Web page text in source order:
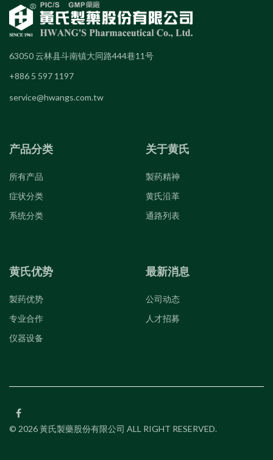
63050 云林县斗南镇大同路444巷11号
+886 5 597 1197
service@hwangs.com.tw
产品分类
所有产品
症状分类
系统分类
关于黄氏
製药精神
黄氏沿革
通路列表
黄氏优势
製药优势
专业合作
仪器设备
最新消息
公司动态
人才招募
© 2026 黃氏製藥股份有限公司 ALL RIGHT RESERVED.